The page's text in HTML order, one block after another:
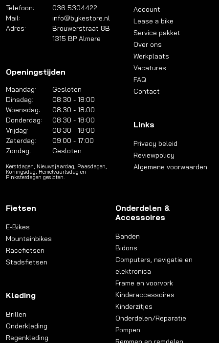
Telefoon:
036 5304422
Mail:
info@bykestore.nl
Adres:
Brouwerstraat 8B
1315 BP Almere
Openingstijden
Maandag:
Gesloten
Dinsdag:
08:30 - 18:00
Woensdag:
08:30 - 18:00
Donderdag:
08:30 - 18:00
Vrijdag:
08:30 - 18:00
Zaterdag:
09:00 - 17:00
Zondag:
Gesloten
Kerstdagen, Nieuwsjaardag, Paasdagen,
Koningsdag, Hemelvaartsdag en
Pinksterdagen gesloten.
Account
Lease a bike
Service pakket
Over ons
Werkplaats
Vacatures
FAQ
Contact
Links
Privacy beleid
Reviewpolicy
Algemene voorwaarden
Fietsen
E-Bikes
Mountainbikes
Racefietsen
Stadsfietsen
Kleding
Brillen
Onderkleding
Regenkleding
Onderdelen &
Accessoires
Banden
Bidons
Computers, navigatie en
elektronica
Frame en voorvork
Kinderaccessoires
Kinderzitjes
Onderdelen/Reparatie
Pompen